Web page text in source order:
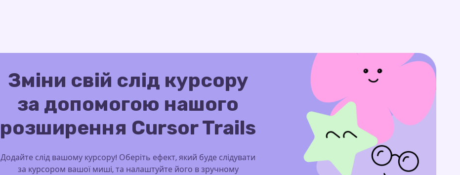
Зміни свій слід курсору
за допомогою нашого
розширення Cursor Trails
Додайте слід вашому курсору! Оберіть ефект, який буде слідувати
за курсором вашої миші, та налаштуйте його в зручному